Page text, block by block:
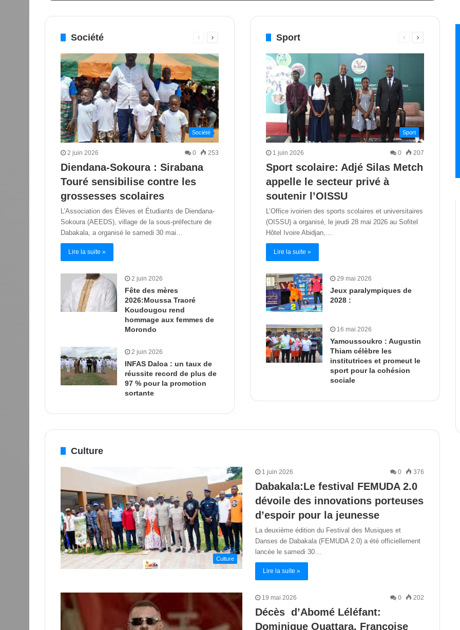
Société
PagePage
Société
2 juin 2026 0 253
Diendana-Sokoura : Sirabana
Touré sensibilise contre les
grossesses scolaires
L’Association des Élèves et Étudiants de Diendana-
Sokoura (AEEDS), village de la sous-préfecture de
Dabakala, a organisé le samedi 30 mai…
Lire la suite »
2 juin 2026
Fête des mères
2026:Moussa Traoré
Koudougou rend
hommage aux femmes de
Morondo
2 juin 2026
INFAS Daloa : un taux de
réussite record de plus de
97 % pour la promotion
sortante
Sport
PagePage
Sport
1 juin 2026 0 207
Sport scolaire: Adjé Silas Metch
appelle le secteur privé à
soutenir l’OISSU
L’Office ivoirien des sports scolaires et universitaires
(OISSU) a organisé, le jeudi 28 mai 2026 au Sofitel
Hôtel Ivoire Abidjan,…
Lire la suite »
29 mai 2026
Jeux paralympiques de
2028 :
16 mai 2026
Yamoussoukro : Augustin
Thiam célèbre les
institutrices et promeut le
sport pour la cohésion
sociale
Culture
Culture
1 juin 2026 0 376
Dabakala:Le festival FEMUDA 2.0
dévoile des innovations porteuses
d’espoir pour la jeunesse
La deuxième édition du Festival des Musiques et
Danses de Dabakala (FEMUDA 2.0) a été officiellement
lancée le samedi 30…
Lire la suite »
19 mai 2026 0 202
Décès d’Abomé Léléfant:
Dominique Ouattara, Françoise